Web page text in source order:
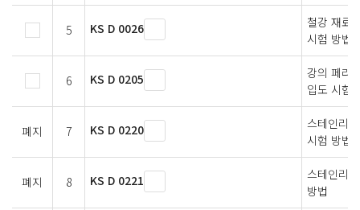
5 KS D 0026
철강 재료
시험 방법
6 KS D 0205
강의 페라
입도 시험
폐지 7 KS D 0220
스테인리
시험 방법
폐지 8 KS D 0221
스테인리
방법